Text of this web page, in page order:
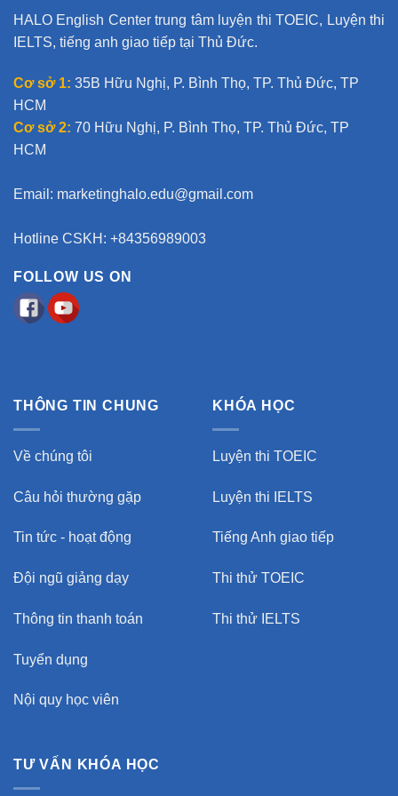
HALO English Center trung tâm luyện thi TOEIC, Luyện thi
IELTS, tiếng anh giao tiếp tại Thủ Đức.
Cơ sở 1: 35B Hữu Nghị, P. Bình Thọ, TP. Thủ Đức, TP
HCM
Cơ sở 2: 70 Hữu Nghị, P. Bình Thọ, TP. Thủ Đức, TP
HCM
Email: marketinghalo.edu@gmail.com
Hotline CSKH: +84356989003
FOLLOW US ON
THÔNG TIN CHUNG
Về chúng tôi
Câu hỏi thường gặp
Tin tức - hoạt động
Đội ngũ giảng dạy
Thông tin thanh toán
Tuyển dụng
Nội quy học viên
KHÓA HỌC
Luyện thi TOEIC
Luyện thi IELTS
Tiếng Anh giao tiếp
Thi thử TOEIC
Thi thử IELTS
TƯ VẤN KHÓA HỌC